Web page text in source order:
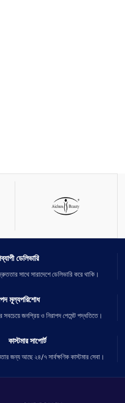
ডেলিভারি
সাথে সারাদেশে ডেলিভারি করে থাকি।
মূল্যপরিশোধ
জনপ্রিয় ও নিরাপদ পেমেন্ট পদ্ধতিতে।
কাস্টমার সাপোর্ট
জন্য আছে ২৪/৭ সার্বক্ষণিক কাস্টমার সেবা।